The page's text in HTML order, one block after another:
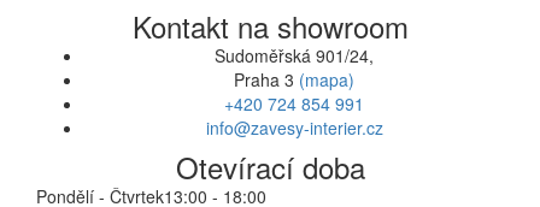
Kontakt na showroom
Sudoměřská 901/24,
Praha 3 (mapa)
+420 724 854 991
info@zavesy-interier.cz
Otevírací doba
Pondělí - Čtvrtek13:00 - 18:00